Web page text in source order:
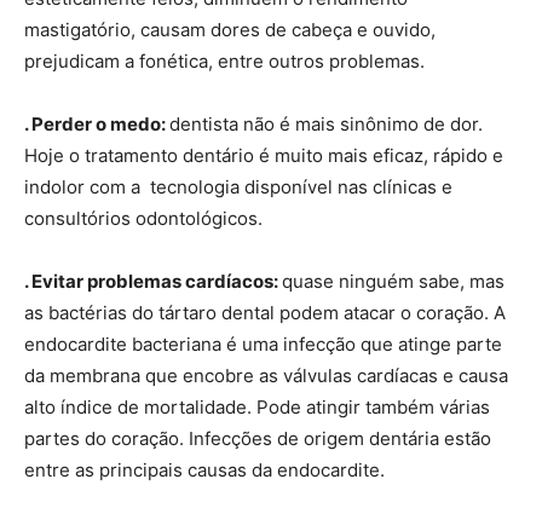
mastigatório, causam dores de cabeça e ouvido,
prejudicam a fonética, entre outros problemas.
. Perder o medo:dentista não é mais sinônimo de dor.
Hoje o tratamento dentário é muito mais eficaz, rápido e
indolor com a tecnologia disponível nas clínicas e
consultórios odontológicos.
. Evitar problemas cardíacos:quase ninguém sabe, mas
as bactérias do tártaro dental podem atacar o coração. A
endocardite bacteriana é uma infecção que atinge parte
da membrana que encobre as válvulas cardíacas e causa
alto índice de mortalidade. Pode atingir também várias
partes do coração. Infecções de origem dentária estão
entre as principais causas da endocardite.